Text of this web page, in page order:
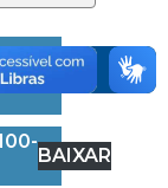
BAIXAR